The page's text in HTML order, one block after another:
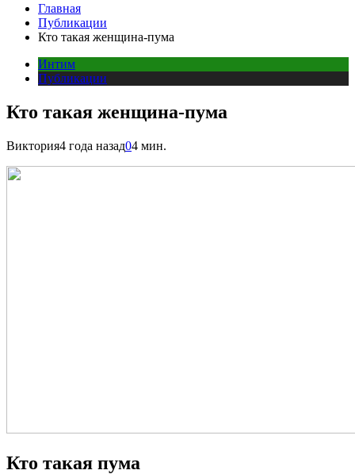
Главная
Публикации
Кто такая женщина-пума
Интим
Публикации
Кто такая женщина-пума
Виктория4 года назад04 мин.
Кто такая пума